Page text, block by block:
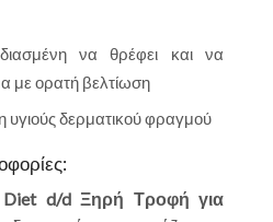
να θρέφει και να
με ορατή βελτίωση
υγιούς δερματικού φραγμού
Dietd/d Ξηρή Τροφή για